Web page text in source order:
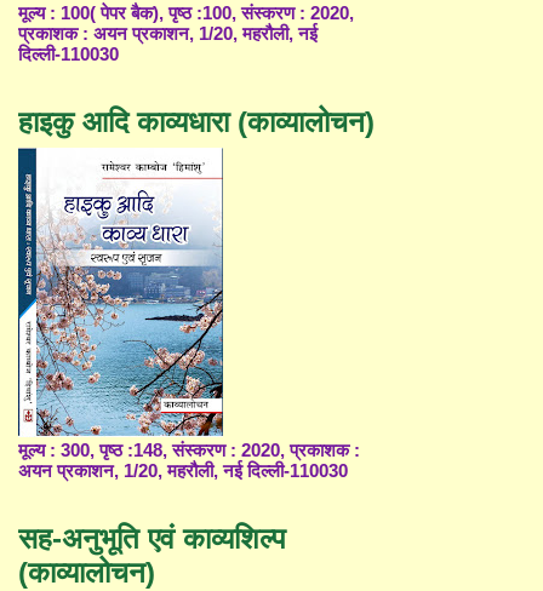
मूल्य : 100( पेपर बैक), पृष्ठ :100, संस्करण : 2020,
प्रकाशक : अयन प्रकाशन, 1/20, महरौली, नई
दिल्ली-110030
हाइकु आदि काव्यधारा (काव्यालोचन)
मूल्य : 300, पृष्ठ :148, संस्करण : 2020, प्रकाशक :
अयन प्रकाशन, 1/20, महरौली, नई दिल्ली-110030
सह-अनुभूति एवं काव्यशिल्प
(काव्यालोचन)